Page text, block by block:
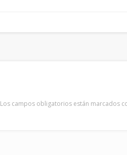
Los campos obligatorios están marcados